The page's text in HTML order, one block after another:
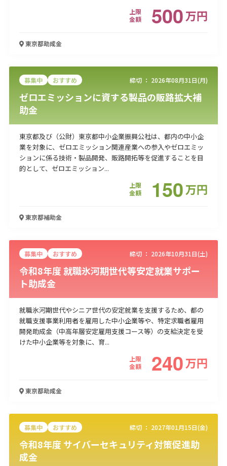
上限
金額
500万円
東京都助成金
募集中 おすすめ 締切 ： 2026年08月31日(月)
ゼロエミッションに資する製品の販路拡大補
助金
東京都及び（公財）東京都中小企業振興公社は、都内の中小企
業を対象に、ゼロエミッション関連産業への参入やゼロエミッ
ションに係る技術・製品開発、販路開拓等を促進することを目
的として、ゼロエミッション...
上限
金額
150万円
東京都補助金
募集中 おすすめ 締切 ： 2026年10月31日(土)
令和8年度 就職氷河期世代等安定就業サポー
ト助成金
就職氷河期世代やシニア世代の安定就業を支援するため、都の
就職支援事業利用者を雇用した中小企業等や、特定求職者雇用
開発助成金（中高年層安定雇用支援コース等）の支給決定を受
けた中小企業等を対象に、育...
上限
金額
240万円
東京都助成金
募集中 おすすめ 締切 ： 2027年01月15日(金)
令和8年度 サイバーセキュリティ対策促進助
成金